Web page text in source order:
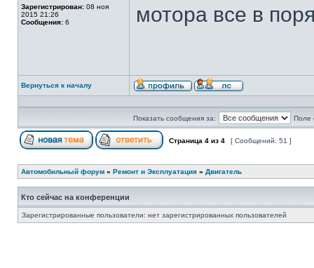
Зарегистрирован: 08 ноя
2015 21:26
Сообщения: 6
мотора все в
Вернуться к началу
Показать сообщения за: Поле
Страница 4 из 4 [ Сообщений: 51 ]
Автомобильный форум » Ремонт и Эксплуатация » Двигатель
Кто сейчас на конференции
Зарегистрированные пользователи: нет зарегистрированных пользователей